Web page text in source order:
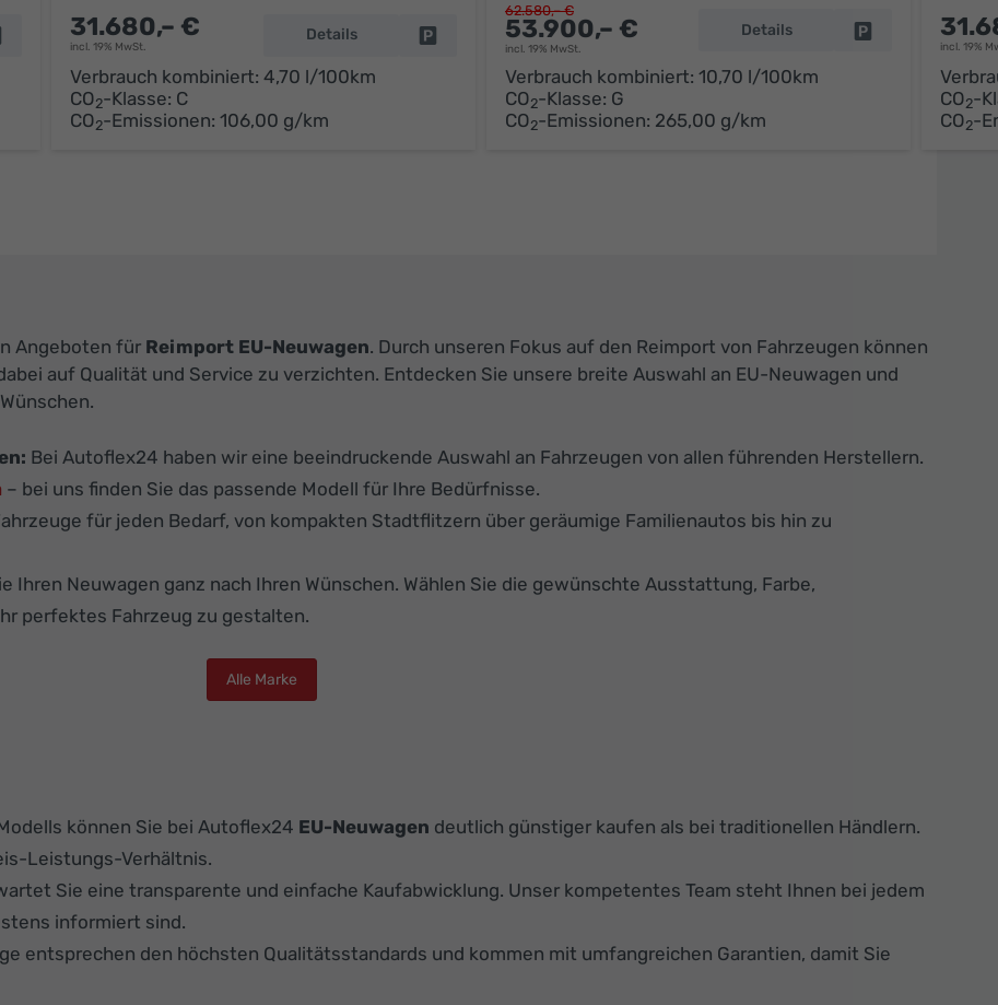
Fahrzeug parken31.680,– €
incl. 19% MwSt.
Details Fahrzeug parken
Verbrauch kombiniert: 4,70 l/100km
CO2-Klasse: C
CO2-Emissionen: 106,00 g/km
53.900,– €
incl. 19% MwSt.
62.580,– €
Details Fahrzeug parken
Verbrauch kombiniert: 10,70 l/100km
CO2-Klasse: G
CO2-Emissionen: 265,00 g/km
incl. 19%
CO2-
CO2-
Angeboten für Reimport EU-Neuwagen. Durch unseren Fokus auf den Reimport von Fahrzeugen können
auf Qualität und Service zu verzichten. Entdecken Sie unsere breite Auswahl an EU-Neuwagen und
Bei Autoflex24 haben wir eine beeindruckende Auswahl an Fahrzeugen von allen führenden Herstellern.
– bei uns finden Sie das passende Modell für Ihre Bedürfnisse.
für jeden Bedarf, von kompakten Stadtflitzern über geräumige Familienautos bis hin zu
Ihren Neuwagen ganz nach Ihren Wünschen. Wählen Sie die gewünschte Ausstattung, Farbe,
perfektes Fahrzeug zu gestalten.
Alle Marke
können Sie bei Autoflex24 EU-Neuwagen deutlich günstiger kaufen als bei traditionellen Händlern.
Leistungs-Verhältnis.
Sie eine transparente und einfache Kaufabwicklung. Unser kompetentes Team steht Ihnen bei jedem
informiert sind.
entsprechen den höchsten Qualitätsstandards und kommen mit umfangreichen Garantien, damit Sie